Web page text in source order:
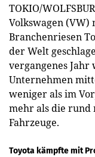
TOKIO/
Volkswagen (VW)
Branchenriesen
der Welt
vergangenes Jahr
Unternehmen
weniger als im
mehr als die rund
Fahrzeuge.
Toyota kämpfte mit